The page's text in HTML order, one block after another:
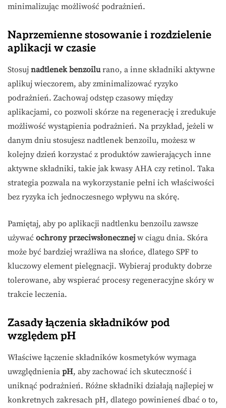
minimalizując możliwość podrażnień.
Naprzemienne stosowanie i rozdzielenie
aplikacji w czasie
Stosuj nadtlenek benzoilurano, a inne składniki aktywne
aplikuj wieczorem, aby zminimalizować ryzyko
podrażnień. Zachowaj odstęp czasowy między
aplikacjami, co pozwoli skórze na regenerację i zredukuje
możliwość wystąpienia podrażnień. Na przykład, jeżeli w
danym dniu stosujesz nadtlenek benzoilu, możesz w
kolejny dzień korzystać z produktów zawierających inne
aktywne składniki, takie jak kwasy AHA czy retinol. Taka
strategia pozwala na wykorzystanie pełni ich właściwości
bez ryzyka ich jednoczesnego wpływu na skórę.
Pamiętaj, aby po aplikacji nadtlenku benzoilu zawsze
używać ochrony przeciwsłonecznej w ciągu dnia. Skóra
może być bardziej wrażliwa na słońce, dlatego SPF to
kluczowy element pielęgnacji. Wybieraj produkty dobrze
tolerowane, aby wspierać procesy regeneracyjne skóry w
trakcie leczenia.
Zasady łączenia składników pod
względem pH
Właściwe łączenie składników kosmetyków wymaga
uwzględnienia pH, aby zachować ich skuteczność i
uniknąć podrażnień. Różne składniki działają najlepiej w
konkretnych zakresach pH, dlatego powinieneś dbać o to,